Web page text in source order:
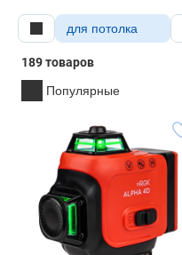
для потолка
189 товаров
Популярные